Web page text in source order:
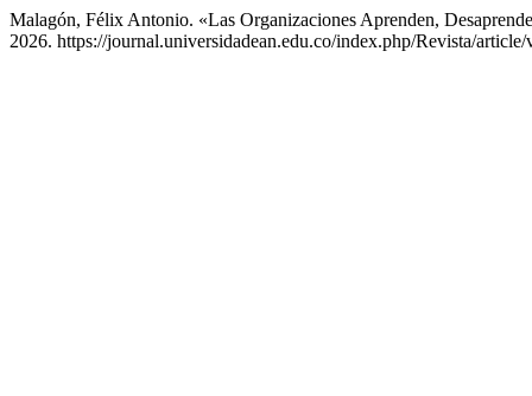
Malagón, Félix Antonio. «Las Organizaciones Aprenden,
2026. https://journal.universidadean.edu.co/index.php/Revista/